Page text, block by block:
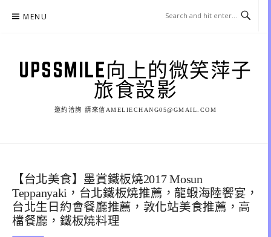
MENU
UPSSMILE向上的微笑萍子
旅食設影
邀約洽詢 請來信AMELIECHANG05@GMAIL.COM
【台北美食】墨賞鐵板燒2017 Mosun
Teppanyaki，台北鐵板燒推薦，龍蝦海陸饗宴，
台北生日約會餐廳推薦，敦化站美食推薦，高
檔餐廳，鐵板燒料理